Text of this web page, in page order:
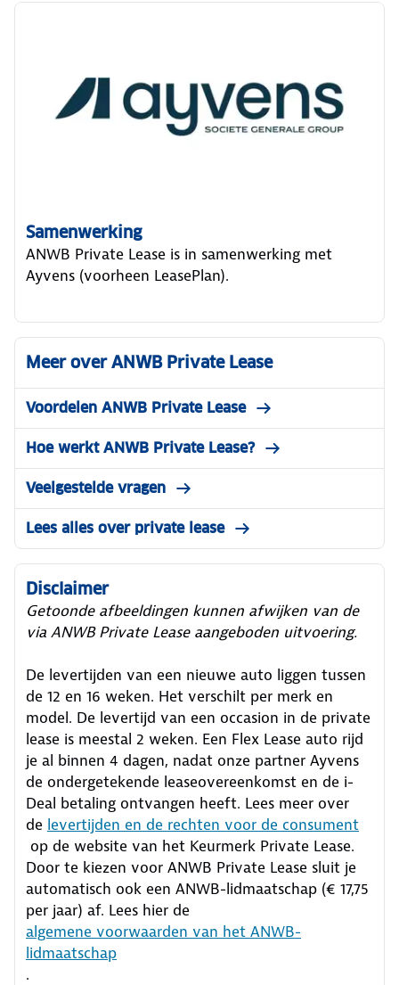
Samenwerking
ANWB Private Lease is in samenwerking met
Ayvens (voorheen LeasePlan).
Meer over ANWB Private Lease
Voordelen ANWB Private Lease
Hoe werkt ANWB Private Lease?
Veelgestelde vragen
Lees alles over private lease
Disclaimer
Getoonde afbeeldingen kunnen afwijken van de
via ANWB Private Lease aangeboden uitvoering.
De levertijden van een nieuwe auto liggen tussen
de 12 en 16 weken. Het verschilt per merk en
model. De levertijd van een occasion in de private
lease is meestal 2 weken. Een Flex Lease auto rijd
je al binnen 4 dagen, nadat onze partner Ayvens
de ondergetekende leaseovereenkomst en de i-
Deal betaling ontvangen heeft. Lees meer over
de levertijden en de rechten voor de consument
op de website van het Keurmerk Private Lease.
Door te kiezen voor ANWB Private Lease sluit je
automatisch ook een ANWB-lidmaatschap (€ 17,75
per jaar) af. Lees hier de
algemene voorwaarden van het ANWB-
lidmaatschap
.